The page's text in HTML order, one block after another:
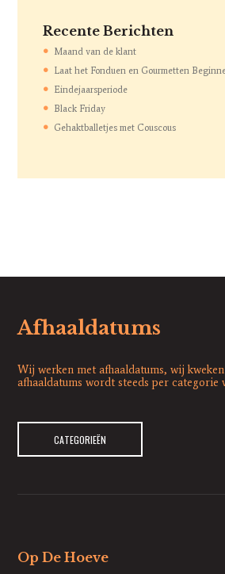
Recente Berichten
Maand van de klant
Laat het Fonduen en Gourmetten
Eindejaarsperiode
Black Friday
Gehaktballetjes met Couscous
Afhaaldatums
Wij werken met afhaaldatums, wij
afhaaldatums wordt steeds per categorie
CATEGORIEËN
Op De Hoeve